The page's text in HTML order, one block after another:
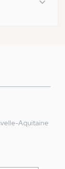
antes de
Aquitaine